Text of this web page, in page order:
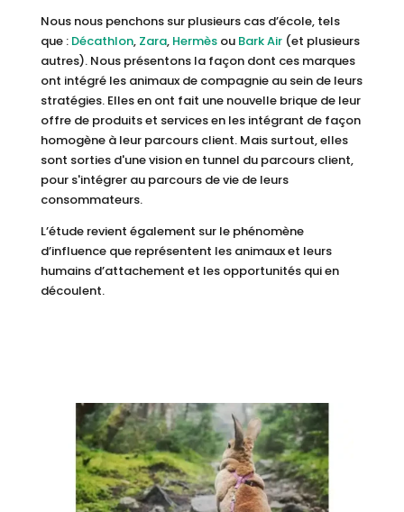
Nous nous penchons sur plusieurs cas d’école, tels
que : Décathlon, Zara, Hermèsou Bark Air(et plusieurs
autres). Nous présentons la façon dont ces marques
ont intégré les animaux de compagnie au sein de leurs
stratégies. Elles en ont fait une nouvelle brique de leur
offre de produits et services en les intégrant de façon
homogène à leur parcours client. Mais surtout, elles
sont sorties d'une vision en tunnel du parcours client,
pour s'intégrer au parcours de vie de leurs
consommateurs.
L’étude revient également sur le phénomène
d’influence que représentent les animaux et leurs
humains d’attachement et les opportunités qui en
découlent.